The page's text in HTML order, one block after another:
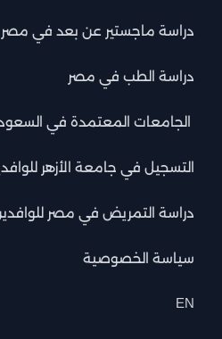
دراسة ماجستير عن بعد في مصر
دراسة الطب في مصر
الجامعات المعتمدة في
التسجيل في جامعة الأزهر
دراسة التمريض في مصر
سياسة الخصوصية
EN